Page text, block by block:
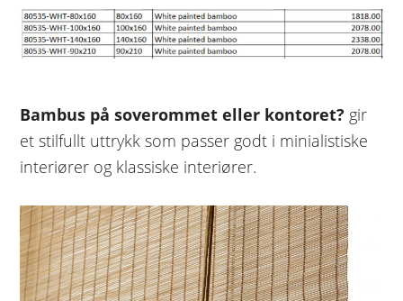
Bambus på soverommet eller kontoret? gir
et stilfullt uttrykk som passer godt i minialistiske
interiører og klassiske interiører.